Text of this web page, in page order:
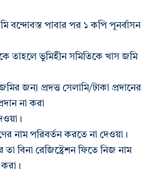
বন্দোবস্ত পাবার পর ১ কপি পূনর্বাসন
তাহলে ভুমিহীন সমিতিকে খাস জমি
জন্য প্রদত্ত সেলামি/টাকা প্রদানের
না করা
নাম পরিবর্তন করতে না দেওয়া।
বিনা রেজিষ্ট্রেশন ফিতে নিজ নাম
করা।